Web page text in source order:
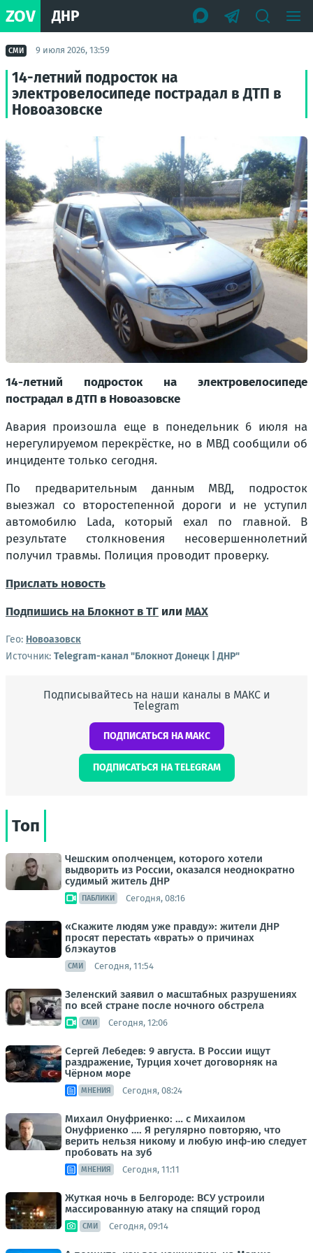
ZOV ДНР
СМИ 9 июля 2026, 13:59
14-летний подросток на
электровелосипеде пострадал в ДТП в
Новоазовске
14-летний подросток на электровелосипеде
пострадал в ДТП в Новоазовске
Авария произошла еще в понедельник 6 июля на
нерегулируемом перекрёстке, но в МВД сообщили об
инциденте только сегодня.
По предварительным данным МВД, подросток
выезжал со второстепенной дороги и не уступил
автомобилю Lada, который ехал по главной. В
результате столкновения несовершеннолетний
получил травмы. Полиция проводит проверку.
Прислать новость
Подпишись на Блокнот в ТГ или МАХ
Гео: Новоазовск
Источник: Telegram-канал "Блокнот Донецк | ДНР"
Подписывайтесь на наши каналы в МАКС и
Telegram
ПОДПИСАТЬСЯ НА МАКС
ПОДПИСАТЬСЯ НА TELEGRAM
Топ
Чешским ополченцем, которого хотели
выдворить из России, оказался неоднократно
судимый житель ДНР
ПАБЛИКИ Сегодня, 08:16
«Скажите людям уже правду»: жители ДНР
просят перестать «врать» о причинах
блэкаутов
СМИ Сегодня, 11:54
Зеленский заявил о масштабных разрушениях
по всей стране после ночного обстрела
СМИ Сегодня, 12:06
Сергей Лебедев: 9 августа. В России ищут
раздражение, Турция хочет договорняк на
Чёрном море
МНЕНИЯ Сегодня, 08:24
Михаил Онуфриенко: … с Михаилом
Онуфриенко …. Я регулярно повторяю, что
верить нельзя никому и любую инф-ию следует
пробовать на зуб
МНЕНИЯ Сегодня, 11:11
Жуткая ночь в Белгороде: ВСУ устроили
массированную атаку на спящий город
СМИ Сегодня, 09:14